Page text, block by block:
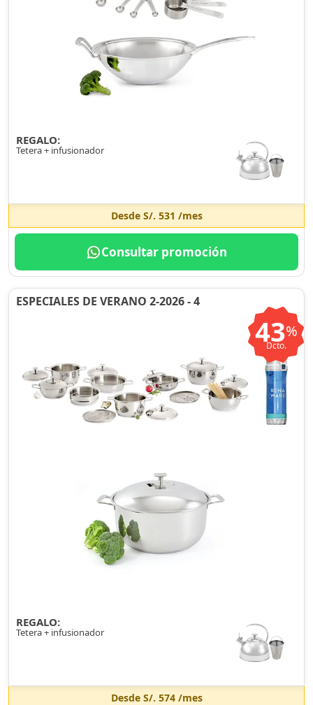
REGALO:
Tetera + infusionador
Desde S/. 531 /mes
Consultar promoción
ESPECIALES DE VERANO 2-2026 - 4
43%
Dcto.
REGALO:
Tetera + infusionador
Desde S/. 574/mes